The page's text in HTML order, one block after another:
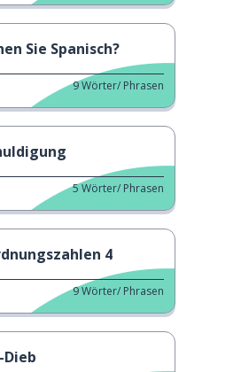
Sie Spanisch?
9Wörter/ Phrasen
5Wörter/ Phrasen
4
9Wörter/ Phrasen
Dieb